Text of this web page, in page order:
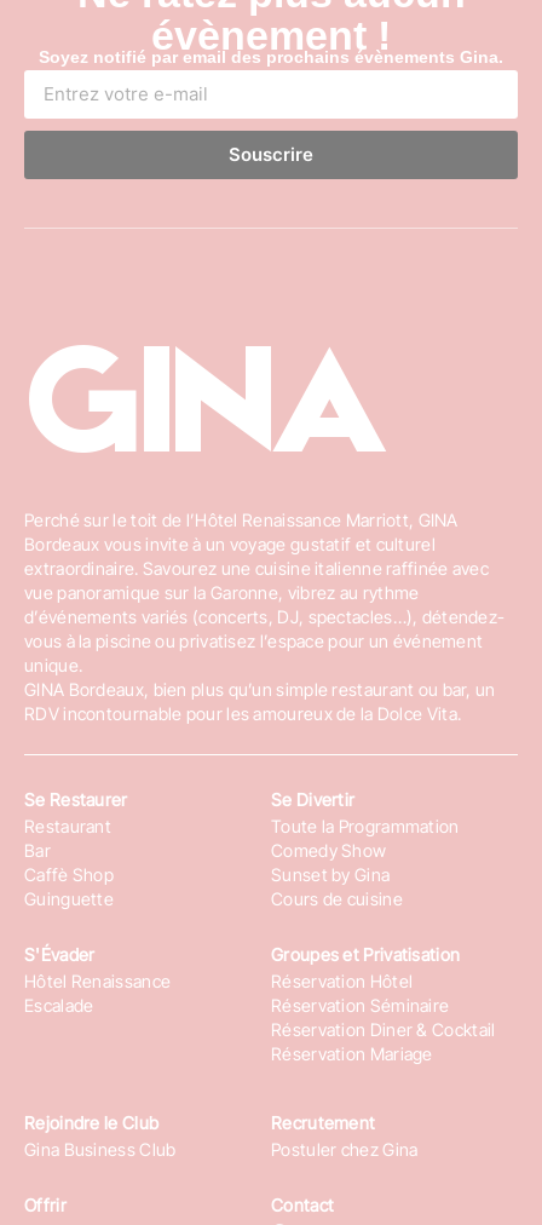
évènement !
Soyez notifié par email des prochains évènements Gina.
Souscrire
GINA
Perché sur le toit de l’Hôtel Renaissance Marriott, GINA
Bordeaux vous invite à un voyage gustatif et culturel
extraordinaire. Savourez une cuisine italienne raffinée avec
vue panoramique sur la Garonne, vibrez au rythme
d’événements variés (concerts, DJ, spectacles…), détendez-
vous à la piscine ou privatisez l’espace pour un événement
unique.
GINA Bordeaux, bien plus qu’un simple restaurant ou bar, un
RDV incontournable pour les amoureux de la Dolce Vita.
Se Restaurer
Restaurant
Bar
Caffè Shop
Guinguette
Se Divertir
Toute la Programmation
Comedy Show
Sunset by Gina
Cours de cuisine
S'Évader
Hôtel Renaissance
Escalade
Groupes et Privatisation
Réservation Hôtel
Réservation Séminaire
Réservation Diner & Cocktail
Réservation Mariage
Rejoindre le Club
Gina Business Club
Offrir
Recrutement
Postuler chez Gina
Contact